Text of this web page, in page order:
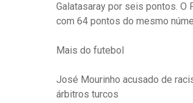
Galatasaray por seis pontos. O
com 64 pontos do mesmo
Mais do futebol
José Mourinho acusado de
árbitros turcos